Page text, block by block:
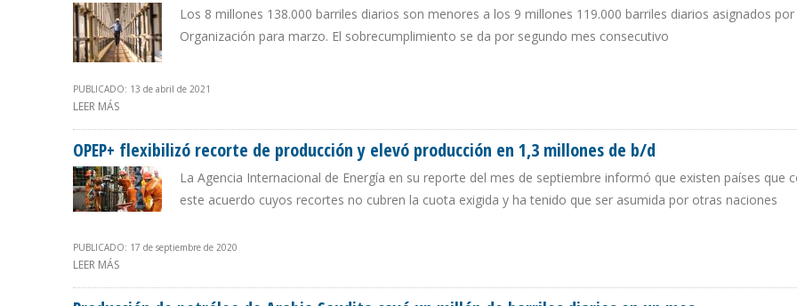
Los 8 millones 138.000 barriles diarios son menores a los 9 millones 119.000 barriles diarios asignados por
Organización para marzo. El sobrecumplimiento se da por segundo mes consecutivo
PUBLICADO: 13 de abril de 2021
LEER MÁS
OPEP+ flexibilizó recorte de producción y elevó producción en 1,3 millones de b/d
La Agencia Internacional de Energía en su reporte del mes de septiembre informó que existen países que
este acuerdo cuyos recortes no cubren la cuota exigida y ha tenido que ser asumida por otras naciones
PUBLICADO: 17 de septiembre de 2020
LEER MÁS